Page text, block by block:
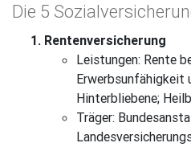
Die 5
Rentenversicherung
Leistungen: Rente
Erwerbsunfähigkeit
Hinterbliebene;
Träger: